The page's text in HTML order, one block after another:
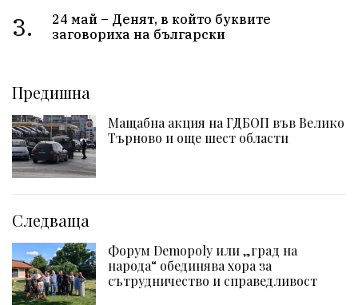
3.
24 май – Денят, в който буквите
заговориха на български
Предишна
Мащабна акция на ГДБОП във Велико
Търново и още шест области
Следваща
Форум Demopoly или „град на
народа“ обединява хора за
сътрудничество и справедливост